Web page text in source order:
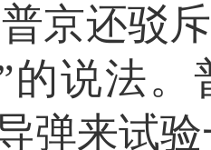
京还驳
的说法
弹来试